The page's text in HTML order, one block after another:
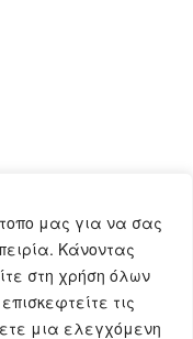
μας για να σας
Κάνοντας
στη χρήση όλων
τις
μια ελεγχόμενη